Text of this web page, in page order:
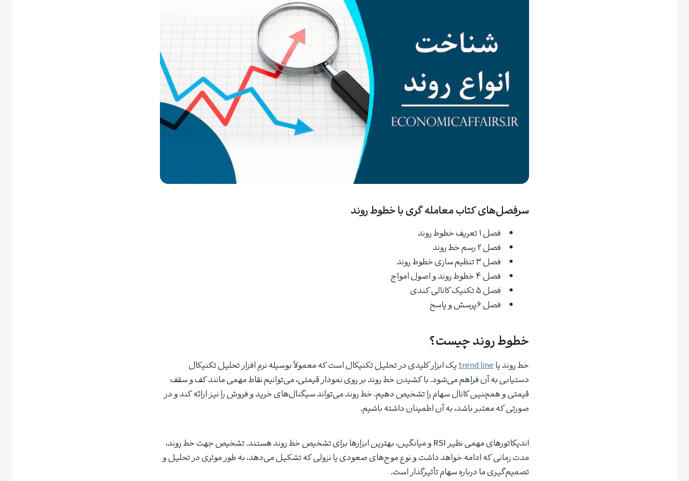
سرفصل‌های کتاب معامله گری با خطوط روند
فصل ۱ تعریف خطوط روند
فصل ۲ رسم خط روند
فصل ۳ تنظیم سازی خطوط روند
فصل ۴ خطوط روند و اصول امواج
فصل ۵ تکنیک کانالی کندی
فصل ۶پرسش و پاسخ
خطوط روند چیست؟
خط روند یاtrend lineیک ابزار کلیدی در تحلیل تکنیکال است که معمولاً بوسیله نرم افزار تحلیل تکنیکال
دستیابی به آن فراهم می‌شود. با کشیدن خط روند بر روی نمودار قیمتی، می‌توانیم نقاط مهمی مانند کف و سقف
قیمتی و همچنین کانال سهام را تشخیص دهیم. خط روند می‌تواند سیگنال‌های خرید و فروش را نیز ارائه کند و در
صورتی که معتبر باشد، به آن اطمینان داشته باشیم.
اندیکاتورهای مهمی نظیر RSI و میانگین، بهترین ابزارها برای تشخیص خط روند هستند. تشخیص جهت خط روند،
مدت زمانی که ادامه خواهد داشت و نوع موج‌های صعودی یا نزولی که تشکیل می‌دهد، به طور موثری در تحلیل و
تصمیم‌گیری ما درباره سهام تأثیرگذار است.